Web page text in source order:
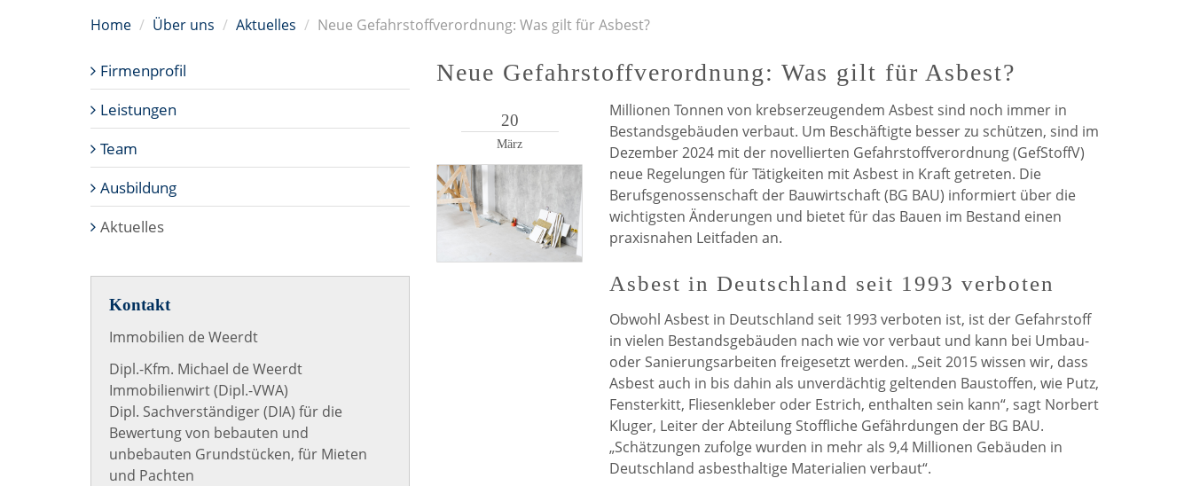
auf
Facebook
auf
Twitter
Home Über uns Aktuelles Neue Gefahrstoffverordnung: Was gilt für Asbest?
Neue Gefahrstoffverordnung: Was gilt für Asbest?
20
März
Millionen Tonnen von krebserzeugendem Asbest sind noch immer in
Bestandsgebäuden verbaut. Um Beschäftigte besser zu schützen, sind im
Dezember 2024 mit der novellierten Gefahrstoffverordnung (GefStoffV)
neue Regelungen für Tätigkeiten mit Asbest in Kraft getreten. Die
Berufsgenossenschaft der Bauwirtschaft (BG BAU) informiert über die
wichtigsten Änderungen und bietet für das Bauen im Bestand einen
praxisnahen Leitfaden an.
Asbest in Deutschland seit 1993 verboten
Obwohl Asbest in Deutschland seit 1993 verboten ist, ist der Gefahrstoff
in vielen Bestandsgebäuden nach wie vor verbaut und kann bei Umbau-
oder Sanierungsarbeiten freigesetzt werden. „Seit 2015 wissen wir, dass
Asbest auch in bis dahin als unverdächtig geltenden Baustoffen, wie Putz,
Fensterkitt, Fliesenkleber oder Estrich, enthalten sein kann“, sagt Norbert
Kluger, Leiter der Abteilung Stoffliche Gefährdungen der BG BAU.
„Schätzungen zufolge wurden in mehr als 9,4 Millionen Gebäuden in
Deutschland asbesthaltige Materialien verbaut“.
Firmenprofil
Leistungen
Team
Ausbildung
Aktuelles
Kontakt
Immobilien de Weerdt
Dipl.-Kfm. Michael de Weerdt
Immobilienwirt (Dipl.-VWA)
Dipl. Sachverständiger (DIA) für die
Bewertung von bebauten und
unbebauten Grundstücken, für Mieten
und Pachten